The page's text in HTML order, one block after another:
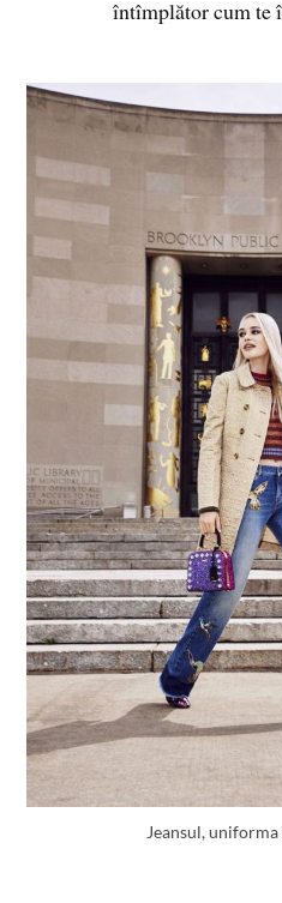
întîmplător cum te
Jeansul,